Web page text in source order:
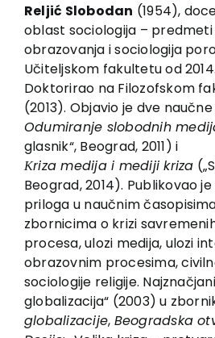
About us
Books
In preparation
Sale
Authors
News
EU PROJECTS
Contact
Reljić Slobodan (1954),
oblast sociologija –
obrazovanja i sociologija
Učiteljskom fakultetu od
Doktorirao na Filozofskom
(2013). Objavio je dve
Odumiranje slobodnih
glasnik“, Beograd, 2011) i
Кriza medija i mediji kriza
Beograd, 2014). Publikovao
priloga u naučnim
zbornicima o krizi
procesa, ulozi medija, ulozi
obrazovnim procesima,
sociologije religije.
globalizacija“ (2003) u
globalizacije, Beogradska